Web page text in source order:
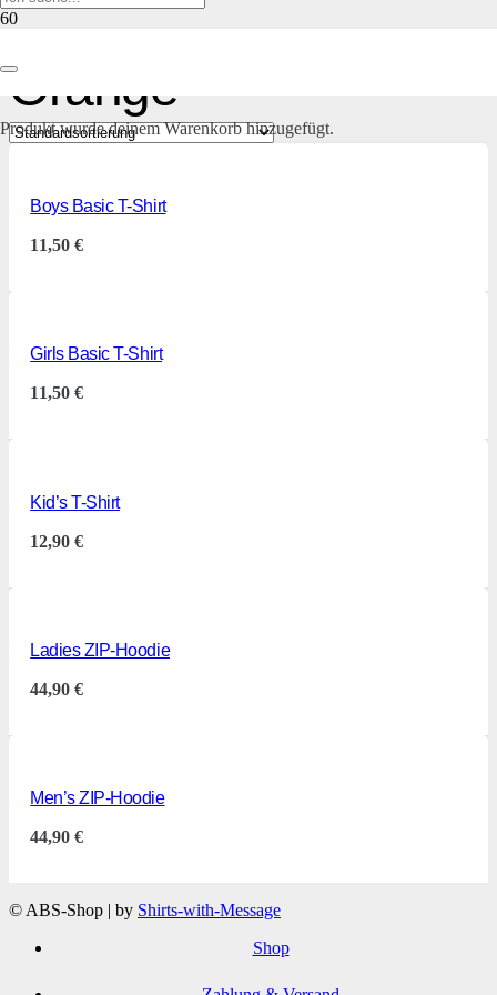
Produktwurde deinem Warenkorb hinzugefügt.
Orange
Boys Basic T-Shirt
11,50€
Girls Basic T-Shirt
11,50€
Kid’s T-Shirt
12,90€
Ladies ZIP-Hoodie
44,90€
Men’s ZIP-Hoodie
44,90€
© ABS-Shop | by Shirts-with-Message
Shop